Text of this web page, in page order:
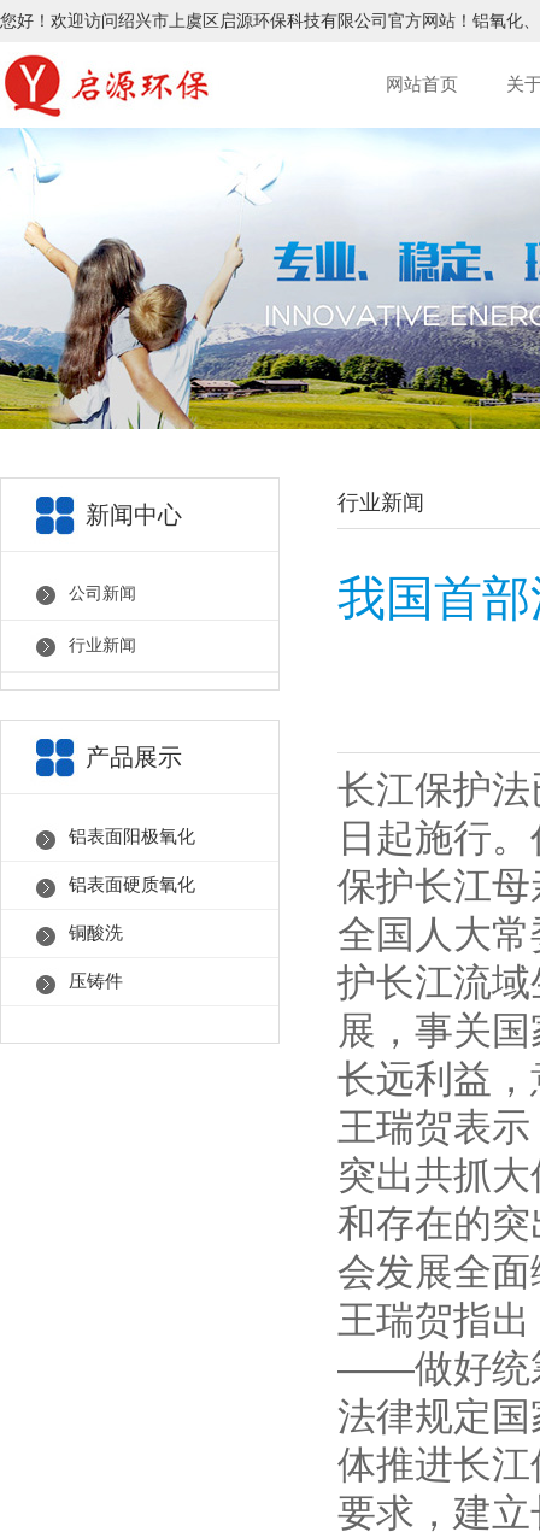
您好！欢迎访问绍兴市上虞区启源环保科技有限公司官方网站！ 铝氧化
网站首页 关
新闻中心
公司新闻
行业新闻
产品展示
铝表面阳极氧化
铝表面硬质氧化
铜酸洗
压铸件
行业新闻
我国首
长江保护
日起施行
保护长江
全国人大
护长江流
展，事关
长远利益
王瑞贺表
突出共抓
和存在的
会发展全
王瑞贺指
——做好统
法律规定
体推进长
要求，建